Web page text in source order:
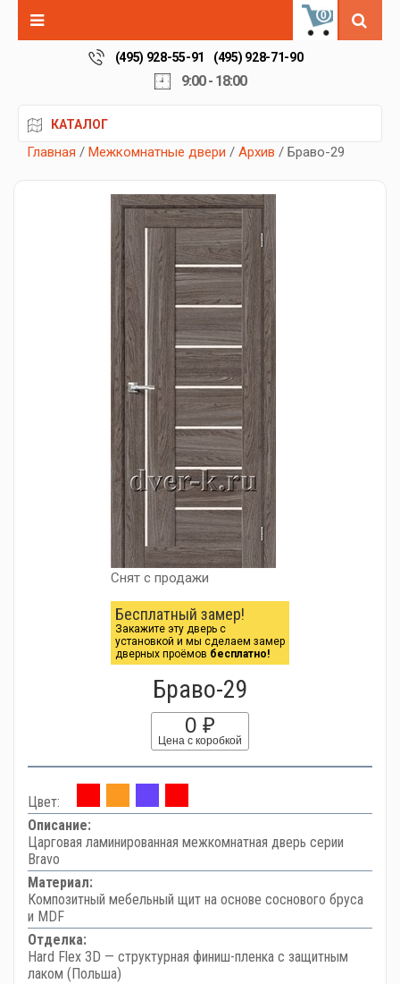
0
(495) 928-55-91 (495) 928-71-90
9:00 - 18:00
КАТАЛОГ
Главная / Межкомнатные двери / Архив / Браво-29
Снят с продажи
Бесплатный замер!
Закажите эту дверь с
установкой и мы сделаем замер
дверных проёмов бесплатно!
Браво-29
0 ₽
Цена с коробкой
Цвет:
Описание:
Царговая ламинированная межкомнатная дверь серии
Bravo
Материал:
Композитный мебельный щит на основе соснового бруса
и MDF
Отделка:
Hard Flex 3D — структурная финиш-пленка с защитным
лаком (Польша)